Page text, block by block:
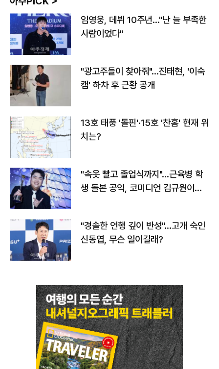
임영웅, 데뷔 10주년…"난 늘 부족한
사람이었다"
"광고주들이 찾아줘"…진태현, '이숙
캠' 하차 후 근황 공개
13호 태풍 '돌핀'·15호 '찬홈' 현재 위
치는?
"속옷 빨고 졸업식까지"…근육병 학
생 돌본 공익, 코미디언 김규원이었
"경솔한 언행 깊이 반성"…고개 숙인
신동엽, 무슨 일이길래?